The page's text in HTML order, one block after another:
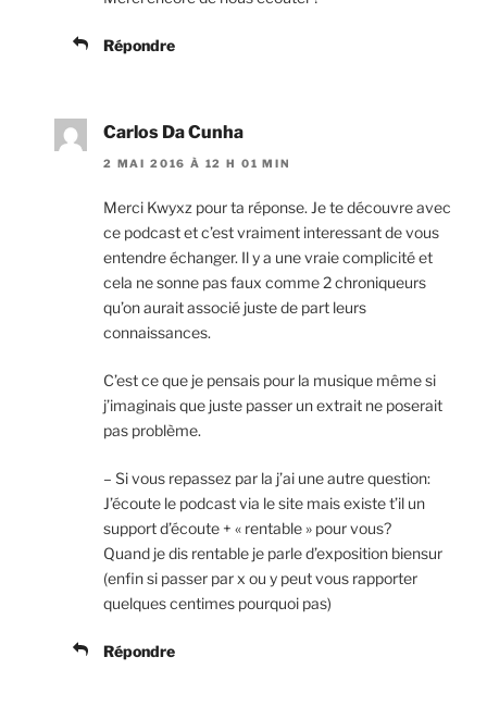
Répondre
Carlos Da Cunha
2 MAI 2016 À 12 H 01 MIN
Merci Kwyxz pour ta réponse. Je te découvre avec
ce podcast et c’est vraiment interessant de vous
entendre échanger. Il y a une vraie complicité et
cela ne sonne pas faux comme 2 chroniqueurs
qu’on aurait associé juste de part leurs
connaissances.
C’est ce que je pensais pour la musique même si
j’imaginais que juste passer un extrait ne poserait
pas problème.
– Si vous repassez par la j’ai une autre question:
J’écoute le podcast via le site mais existe t’il un
support d’écoute + « rentable » pour vous?
Quand je dis rentable je parle d’exposition biensur
(enfin si passer par x ou y peut vous rapporter
quelques centimes pourquoi pas)
Répondre